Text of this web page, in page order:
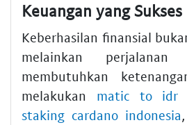
Keuangan yang Sukses
Keberhasilan finansial
melainkan
membutuhkan
melakukan matic to idr
staking cardano indonesia